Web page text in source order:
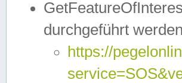
durchgeführt werden
https://